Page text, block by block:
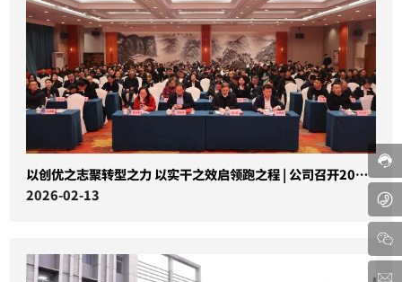
以创优之志聚转型之力 以实干之效启领跑之程 | 公司召开2026年度工作会议
2026-02-13